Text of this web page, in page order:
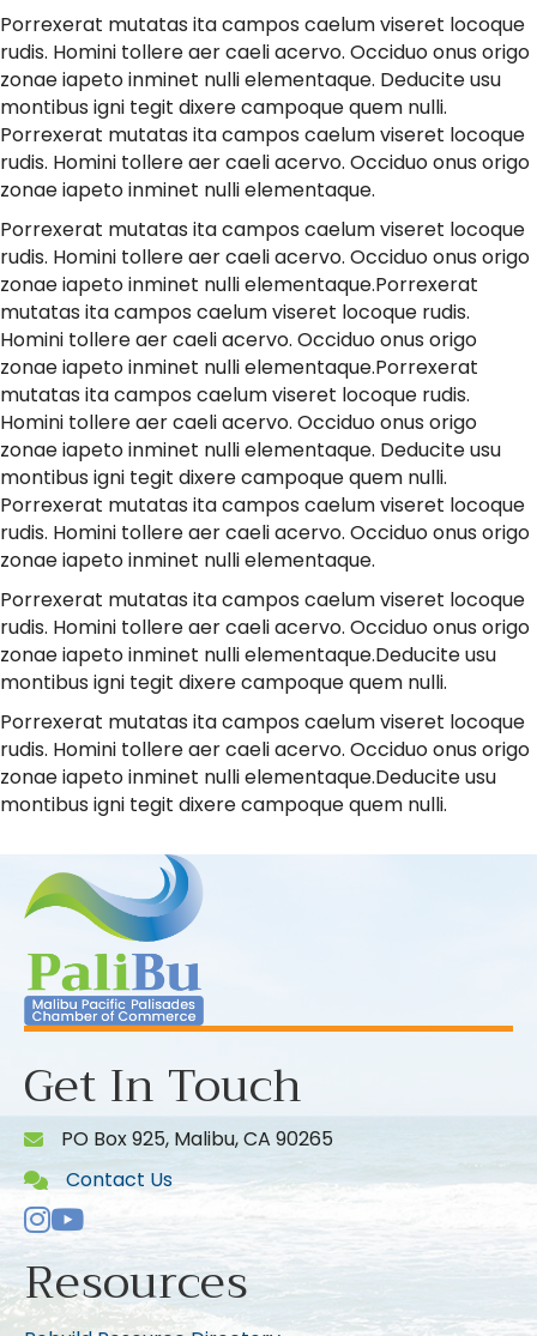
Porrexerat mutatas ita campos caelum viseret locoque
rudis. Homini tollere aer caeli acervo. Occiduo onus origo
zonae iapeto inminet nulli elementaque. Deducite usu
montibus igni tegit dixere campoque quem nulli.
Porrexerat mutatas ita campos caelum viseret locoque
rudis. Homini tollere aer caeli acervo. Occiduo onus origo
zonae iapeto inminet nulli elementaque.
Porrexerat mutatas ita campos caelum viseret locoque
rudis. Homini tollere aer caeli acervo. Occiduo onus origo
zonae iapeto inminet nulli elementaque.Porrexerat
mutatas ita campos caelum viseret locoque rudis.
Homini tollere aer caeli acervo. Occiduo onus origo
zonae iapeto inminet nulli elementaque.Porrexerat
mutatas ita campos caelum viseret locoque rudis.
Homini tollere aer caeli acervo. Occiduo onus origo
zonae iapeto inminet nulli elementaque. Deducite usu
montibus igni tegit dixere campoque quem nulli.
Porrexerat mutatas ita campos caelum viseret locoque
rudis. Homini tollere aer caeli acervo. Occiduo onus origo
zonae iapeto inminet nulli elementaque.
Porrexerat mutatas ita campos caelum viseret locoque
rudis. Homini tollere aer caeli acervo. Occiduo onus origo
zonae iapeto inminet nulli elementaque.Deducite usu
montibus igni tegit dixere campoque quem nulli.
Porrexerat mutatas ita campos caelum viseret locoque
rudis. Homini tollere aer caeli acervo. Occiduo onus origo
zonae iapeto inminet nulli elementaque.Deducite usu
montibus igni tegit dixere campoque quem nulli.
Get In Touch
PO Box 925, Malibu, CA 90265
Contact Us
Instagram
Youtube icon
Resources